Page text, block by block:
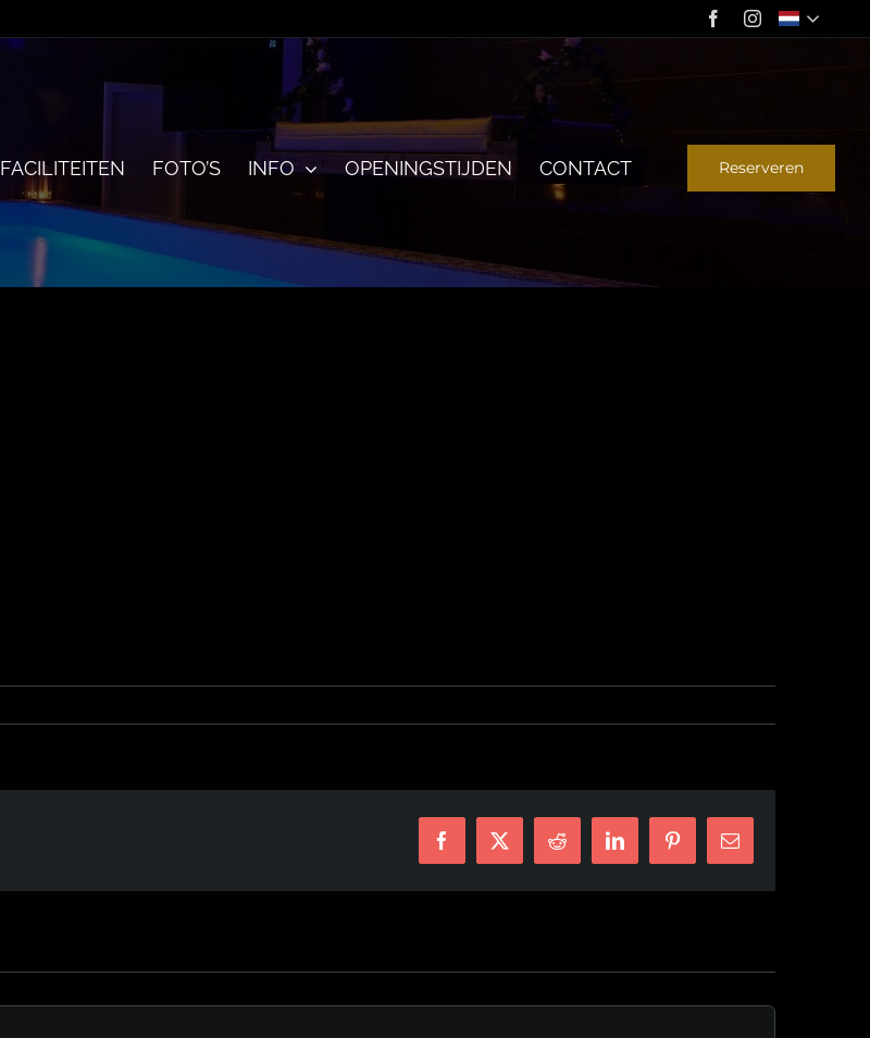
FACILITEITEN FOTO’S INFO OPENINGSTIJDEN CONTACT Reserveren
Facebook
X Reddit LinkedInPinterest
E-
mail